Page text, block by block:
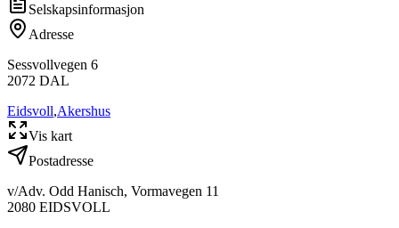
Selskapsinformasjon
Adresse
Sessvollvegen 6
2072 DAL
Eidsvoll,Akershus
Vis kart
Postadresse
v/Adv. Odd Hanisch, Vormavegen 11
2080 EIDSVOLL